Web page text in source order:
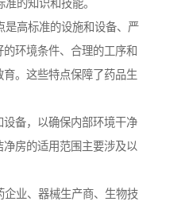
的知识和技能。
是高标准的设施和设备、严
环境条件、合理的工序和
。这些特点保障了药品生
备，以确保内部环境干净
房的适用范围主要涉及以
企业、器械生产商、生物技